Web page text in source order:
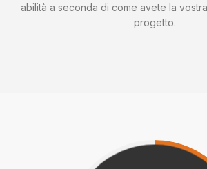
abilità a seconda di come avete la
progetto.